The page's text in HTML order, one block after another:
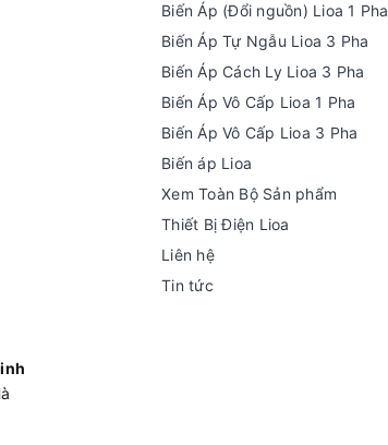
Biến Áp (Đổi nguồn) Lioa 1 Pha
Biến Áp Tự Ngẫu Lioa 3 Pha
Biến Áp Cách Ly Lioa 3 Pha
Biến Áp Vô Cấp Lioa 1 Pha
Biến Áp Vô Cấp Lioa 3 Pha
Biến áp Lioa
Xem Toàn Bộ Sản phẩm
Thiết Bị Điện Lioa
Liên hệ
Tin tức